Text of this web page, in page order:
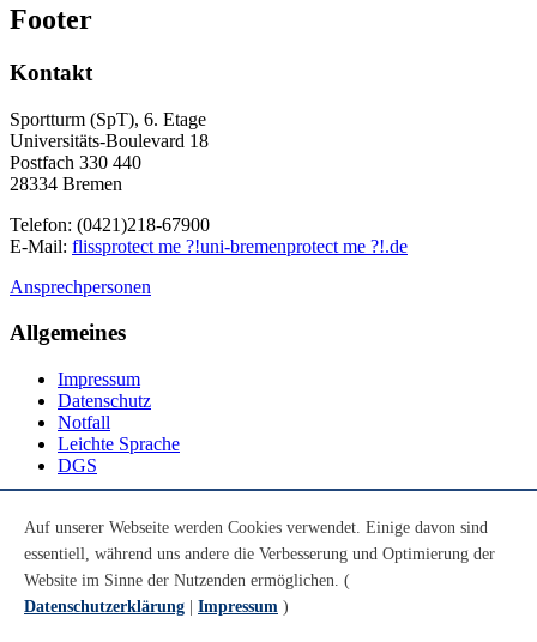
Footer
Kontakt
Sportturm (SpT), 6. Etage
Universitäts-Boulevard 18
Postfach 330 440
28334 Bremen
Telefon: (0421)218-67900
E-Mail: flissprotect me ?!uni-bremenprotect me ?!.de
Ansprechpersonen
Allgemeines
Impressum
Datenschutz
Notfall
Leichte Sprache
DGS
Youtube
Instagram
LinkedIn
Auf unserer Webseite werden Cookies verwendet. Einige davon sind
essentiell, während uns andere die Verbesserung und Optimierung der
Website im Sinne der Nutzenden ermöglichen. (
Datenschutzerklärung
Impressum )